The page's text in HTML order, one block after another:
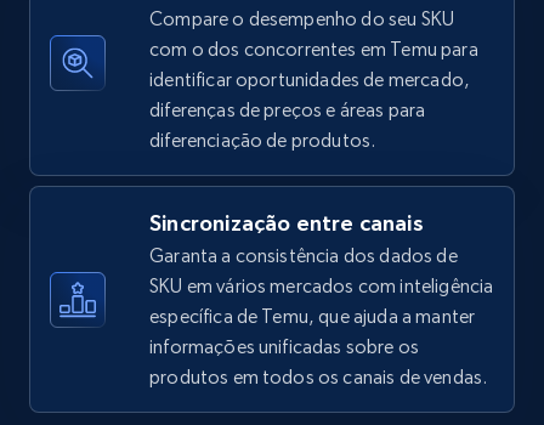
2.5K+ 378+ Comece agora
Seller reviews, Breadcrumbs, Root category, and
2.5K+ 359+ Comece agora
Compare o desempenho do seu SKU
com o dos concorrentes em Temu para
identificar oportunidades de mercado,
diferenças de preços e áreas para
diferenciação de produtos.
Sincronização entre canais
Garanta a consistência dos dados de
SKU em vários mercados com inteligência
específica de Temu, que ajuda a manter
informações unificadas sobre os
produtos em todos os canais de vendas.